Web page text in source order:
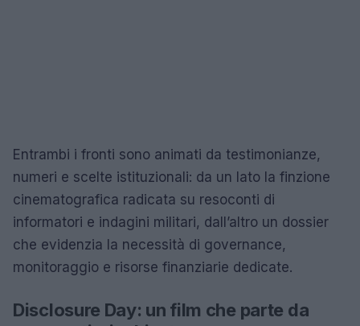
Entrambi i fronti sono animati da testimonianze,
numeri e scelte istituzionali: da un lato la finzione
cinematografica radicata su resoconti di
informatori e indagini militari, dall’altro un dossier
che evidenzia la necessità di governance,
monitoraggio e risorse finanziarie dedicate.
Disclosure Day: un film che parte da